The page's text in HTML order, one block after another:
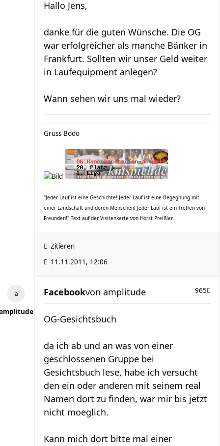
Hallo Jens,
danke für die guten Wünsche. Die OG
war erfolgreicher als manche Bänker in
Frankfurt. Sollten wir unser Geld weiter
in Laufequipment anlegen?
Wann sehen wir uns mal wieder?
Gruss Bodo
"Jeder Lauf ist eine Geschichte! Jeder Lauf ist eine Begegnung mit
einer Landschaft und deren Menschen! Jeder Lauf ist ein Treffen von
Freunden!" Text auf der Visitenkarte von Horst Preißler
Zitieren
11.11.2011, 12:06
Facebook 965
von amplitude
OG-Gesichtsbuch
da ich ab und an was von einer
geschlossenen Gruppe bei
Gesichtsbuch lese, habe ich versucht
den ein oder anderen mit seinem real
Namen dort zu finden, war mir bis jetzt
nicht moeglich.
Kann mich dort bitte mal einer